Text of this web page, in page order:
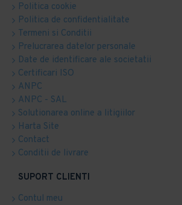
Politica cookie
Politica de confidentialitate
Termeni si Conditii
Prelucrarea datelor personale
Date de identificare ale societatii
Certificari ISO
ANPC
ANPC - SAL
Solutionarea online a litigiilor
Harta Site
Contact
Conditii de livrare
SUPORT CLIENTI
Contul meu